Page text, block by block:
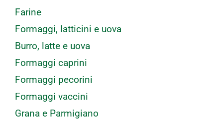
Farine
Formaggi, latticini e uova
Burro, latte e uova
Formaggi caprini
Formaggi pecorini
Formaggi vaccini
Grana e Parmigiano